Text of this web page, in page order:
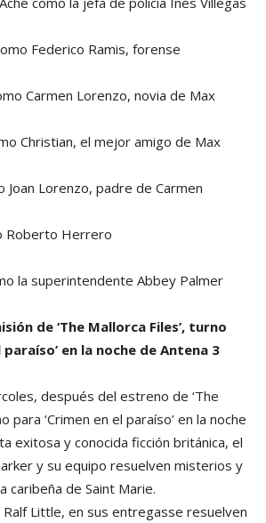
Federico Ramis, forense
Carmen Lorenzo, novia de Max
Christian, el mejor amigo de Max
Joan Lorenzo, padre de Carmen
Roberto Herrero
la superintendente Abbey Palmer
de ‘The Mallorca Files’, turno
paraíso’ en la noche de Antena 3
después del estreno de ‘The
para ‘Crimen en el paraíso’ en la noche
exitosa y conocida ficción británica, el
y su equipo resuelven misterios y
caribeña de Saint Marie.
Little, en sus entregasse resuelven